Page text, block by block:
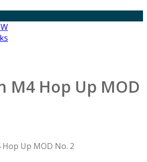
M4 Hop Up MOD
Up MOD No. 2